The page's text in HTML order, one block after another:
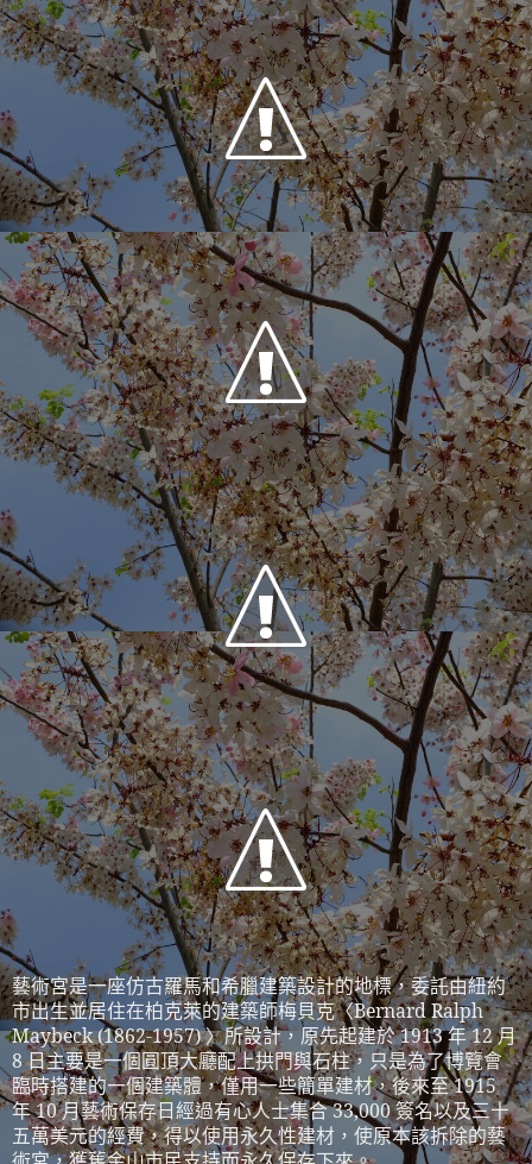
藝術宮是一座仿古羅馬和希臘建築設計的地標，委託由紐約
市出生並居住在柏克萊的建築師梅貝克〈Bernard Ralph
Maybeck (1862-1957)〉所設計，原先起建於1913年12月
8日主要是一個圓頂大廳配上拱門與石柱，只是為了博覽會
臨時搭建的一個建築體，僅用一些簡單建材，後來至1915
年10月藝術保存日經過有心人士集合33,000簽名以及三十
五萬美元的經費，得以使用永久性建材，使原本該拆除的藝